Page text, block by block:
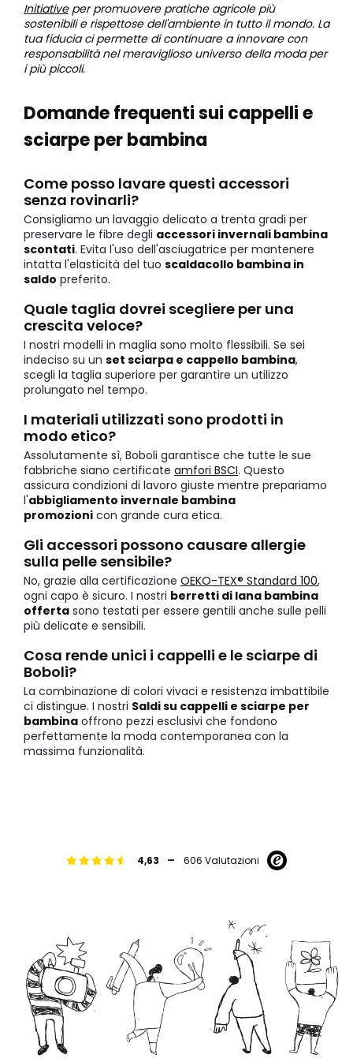
Initiativeper promuovere pratiche agricole più
sostenibili e rispettose dell'ambiente in tutto il mondo. La
tua fiducia ci permette di continuare a innovare con
responsabilità nel meraviglioso universo della moda per
i più piccoli.
Domande frequenti sui cappelli e
sciarpe per bambina
Come posso lavare questi accessori
senza rovinarli?
Consigliamo un lavaggio delicato a trenta gradi per
preservare le fibre degli accessori invernali bambina
scontati. Evita l'uso dell'asciugatrice per mantenere
intatta l'elasticità del tuo scaldacollo bambina in
saldo preferito.
Quale taglia dovrei scegliere per una
crescita veloce?
I nostri modelli in maglia sono molto flessibili. Se sei
indeciso su un set sciarpa e cappello bambina,
scegli la taglia superiore per garantire un utilizzo
prolungato nel tempo.
I materiali utilizzati sono prodotti in
modo etico?
Assolutamente sì, Boboli garantisce che tutte le sue
fabbriche siano certificate amfori BSCI. Questo
assicura condizioni di lavoro giuste mentre prepariamo
l'abbigliamento invernale bambina
promozioni con grande cura etica.
Gli accessori possono causare allergie
sulla pelle sensibile?
No, grazie alla certificazione OEKO-TEX® Standard 100,
ogni capo è sicuro. I nostri berretti di lana bambina
offerta sono testati per essere gentili anche sulle pelli
più delicate e sensibili.
Cosa rende unici i cappelli e le sciarpe di
Boboli?
La combinazione di colori vivaci e resistenza imbattibile
ci distingue. I nostri Saldi su cappelli e sciarpe per
bambina offrono pezzi esclusivi che fondono
perfettamente la moda contemporanea con la
massima funzionalità.
4,63 - 606 Valutazioni